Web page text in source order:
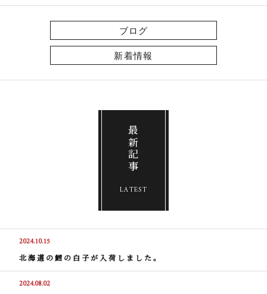
ブログ
新着情報
最新記事
LATEST
2024.10.15
北海道の鱈の白子が入荷しました。
2024.08.02